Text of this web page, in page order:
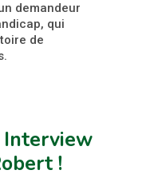
demandeur
qui
de
Interview
!